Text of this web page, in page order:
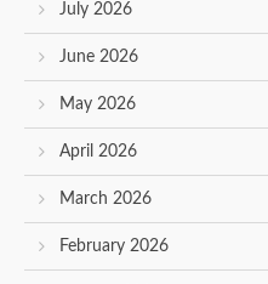
July 2026
June 2026
May 2026
April 2026
March 2026
February 2026